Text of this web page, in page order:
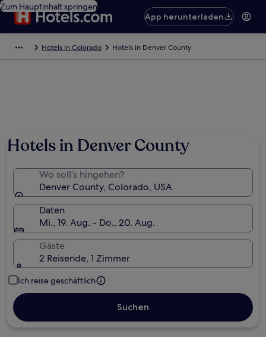
Zum Hauptinhalt springen
App herunterladen
Hotels in Colorado Hotels in Denver County
Hotels in Denver County
Wo soll’s hingehen?
Denver County, Colorado, USA
Daten
Mi., 19. Aug. - Do., 20. Aug.
Gäste
2 Reisende, 1 Zimmer
Ich reise geschäftlich
Suchen